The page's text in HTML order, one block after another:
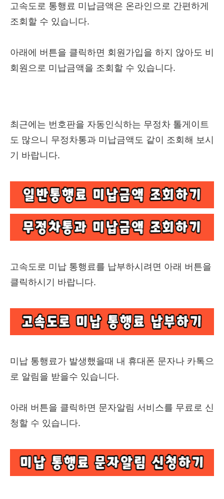
고속도로 통행료 미납금액은 온라인으로 간편하게
조회할 수 있습니다.
아래에 버튼을 클릭하면 회원가입을 하지 않아도 비
회원으로 미납금액을 조회할 수 있습니다.
최근에는 번호판을 자동인식하는 무정차 톨게이트
도 많으니 무정차통과 미납금액도 같이 조회해 보시
기 바랍니다.
고속도로 미납 통행료를 납부하시려면 아래 버튼을
클릭하시기 바랍니다.
미납 통행료가 발생했을때 내 휴대폰 문자나 카톡으
로 알림을 받을수 있습니다.
아래 버튼을 클릭하면 문자알림 서비스를 무료로 신
청할 수 있습니다.